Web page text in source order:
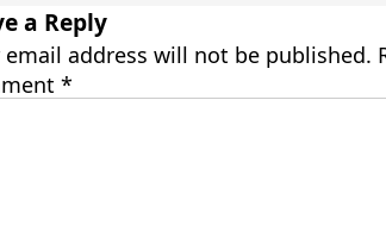
a Reply
email address will not be published.
*